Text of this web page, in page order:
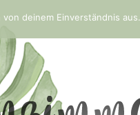
deinem Einverständnis aus.